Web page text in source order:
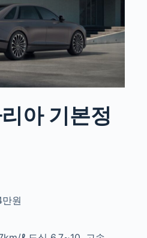
아 기본정
원